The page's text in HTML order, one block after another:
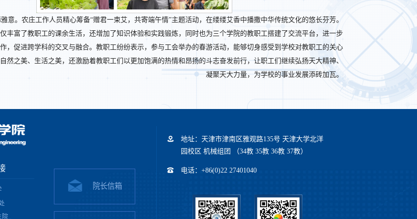
意。农庄工作人员精心筹备“赠君一束艾，共寄端午情”主题活动，在缕缕艾香中播撒中华传统文化的悠长芬芳。
丰富了教职工的课余生活，还增加了知识体验和实践锻炼，同时也为三个学院的教职工搭建了交流平台，进一步
，促进跨学科的交叉与融合。教职工纷纷表示，参与工会举办的春游活动，能够切身感受到学校对教职工的关心
然之美、生活之美，还激励着教职工们以更加饱满的热情和昂扬的斗志奋发前行，让职工们继续弘扬天大精神、
凝聚天大力量，为学校的事业发展添砖加瓦。
院
院长信箱
地址：天津市津南区雅观路135号 天津大学北洋
园校区 机械组团 （34教 35教 36教 37教）
电话：+86(0)22 27401040